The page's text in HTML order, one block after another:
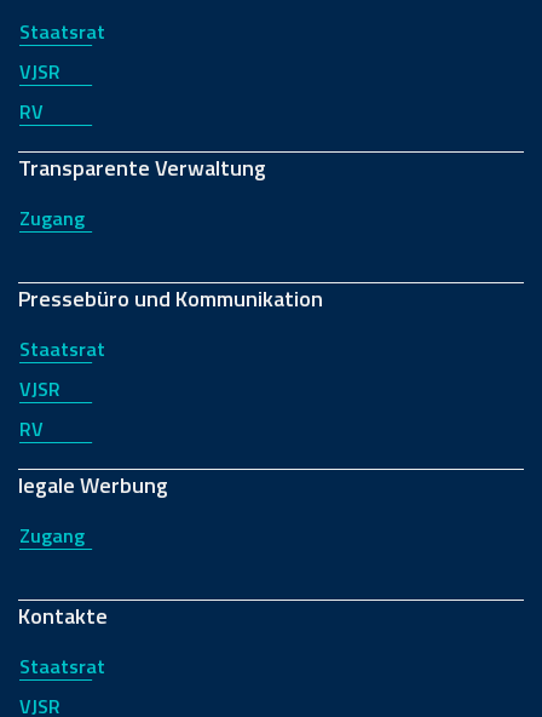
Staatsrat
VJSR
RV
Transparente Verwaltung
Zugang
Pressebüro und Kommunikation
Staatsrat
VJSR
RV
legale Werbung
Zugang
Kontakte
Staatsrat
VJSR